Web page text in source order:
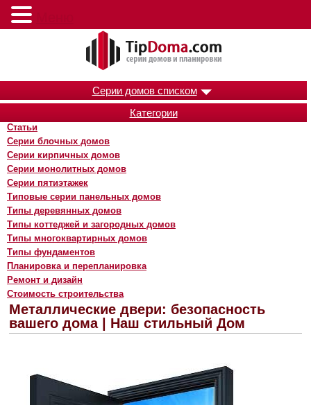
Серии домов списком
Категории
Статьи
Серии блочных домов
Серии кирпичных домов
Серии монолитных домов
Серии пятиэтажек
Типовые серии панельных домов
Типы деревянных домов
Типы коттеджей и загородных домов
Типы многоквартирных домов
Типы фундаментов
Планировка и перепланировка
Ремонт и дизайн
Стоимость строительства
Металлические двери: безопасность
вашего дома | Наш стильный Дом